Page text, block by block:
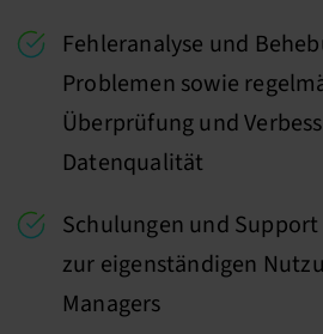
Fehleranalyse und
Problemen sowie
Überprüfung und
Datenqualität
Schulungen und
zur eigenständigen
Managers